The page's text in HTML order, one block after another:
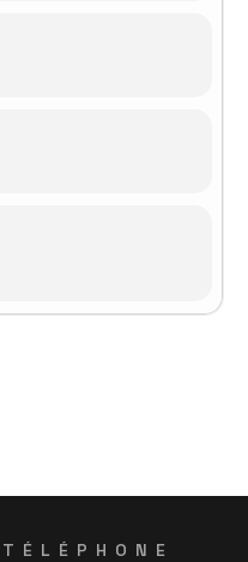
TÉLÉPHONE